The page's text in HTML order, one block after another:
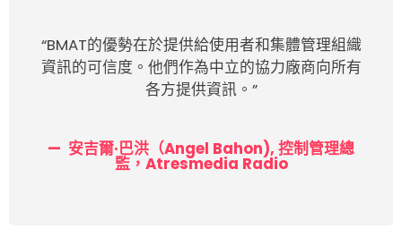
“BMAT的優勢在於提供給使用者和集體管理組織
資訊的可信度。他們作為中立的協力廠商向所有
各方提供資訊。”
安吉爾·巴洪（Angel Bahon), 控制管理總
監，Atresmedia Radio